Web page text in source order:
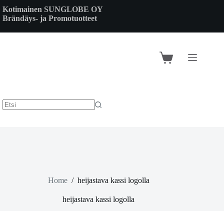
to
content
Kotimainen SUNGLOBE OY
Brändäys- ja Promotuotteet
Shopping
Home / heijastava kassi logolla
heijastava kassi logolla